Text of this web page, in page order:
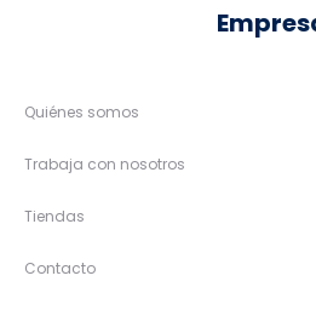
Quiénes somos
Trabaja con nosotros
Tiendas
Contacto